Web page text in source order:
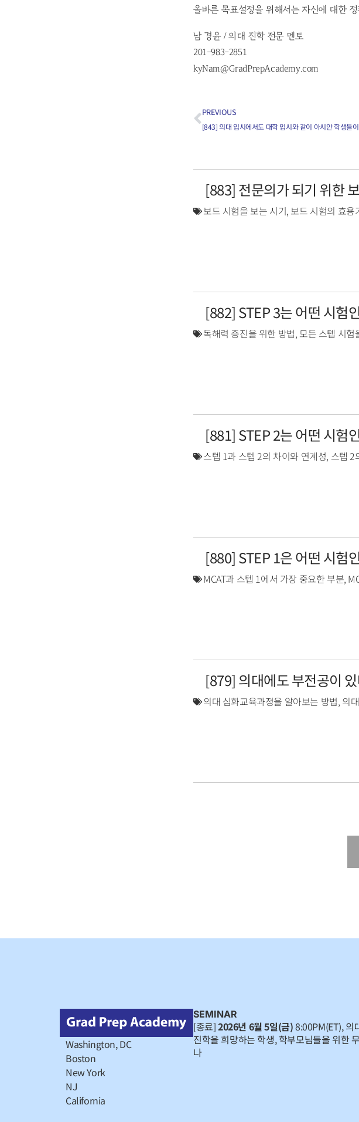
올바른 목표설정을 위해서는 자신에 대한
남 경윤 / 의대 진학 전문 멘토
201-983-2851
kyNam@GradPrepAcademy.com
PREVIOUS
[883] 전문의가 되기 위한
보드 시험을 보는 시기, 보드 시험의 효용
[882] STEP 3는 어떤 시험
독해력 증진을 위한 방법, 모든 스텝 시험
[881] STEP 2는 어떤 시험
스텝 1과 스텝 2의 차이와 연계성, 스텝 2
[880] STEP 1은 어떤 시험
MCAT과 스텝 1에서 가장 중요한 부분,
[879] 의대에도 부전공이
의대 심화교육과정을 알아보는 방법, 의
Washington, DC
Boston
New York
NJ
California
SEMINAR
[종료]2026년 6월 5일(금)8:00PM(ET), 의
진학을 희망하는 학생, 학부모님들을 위한
나